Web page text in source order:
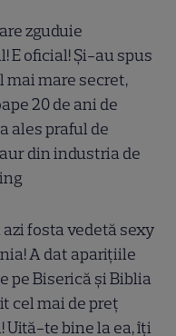
zguduie
E oficial! Și-au spus
mai mare secret,
20 de ani de
ales praful de
din industria de
fosta vedetă sexy
A dat aparițiile
pe Biserică și Biblia
cel mai de preț
Uită-te bine la ea, îți